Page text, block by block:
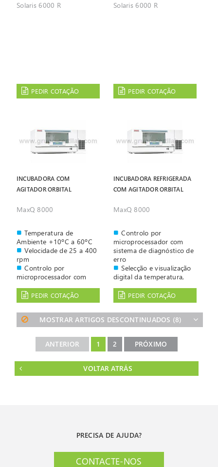
KIT
Solaris 6000 R
PEDIR COTAÇÃO
KIT
Solaris 6000 R
PEDIR COTAÇÃO
INCUBADORA COM
AGITADOR ORBITAL
MaxQ 8000
Temperatura de
Ambiente +10ºC a 60ºC
Velocidade de 25 a 400
rpm
Controlo por
microprocessador com
erro
Selecção e visualização
digital da temperatura,
velocidade e tempo
PEDIR COTAÇÃO
INCUBADORA REFRIGERADA
COM AGITADOR ORBITAL
MaxQ 8000
Controlo por
microprocessador com
sistema de diagnóstico de
erro
Selecção e visualização
digital da temperatura,
PEDIR COTAÇÃO
MOSTRAR ARTIGOS DESCONTINUADOS (8)
ANTERIOR 1 2 PRÓXIMO
VOLTAR ATRÁS
PRECISA DE AJUDA?
CONTACTE-NOS